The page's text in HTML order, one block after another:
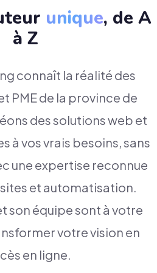
unique, de A
à Z
connaît la réalité des
PME de la province de
des solutions web et
à vos vrais besoins, sans
une expertise reconnue
et automatisation.
son équipe sont à votre
votre vision en
en ligne.